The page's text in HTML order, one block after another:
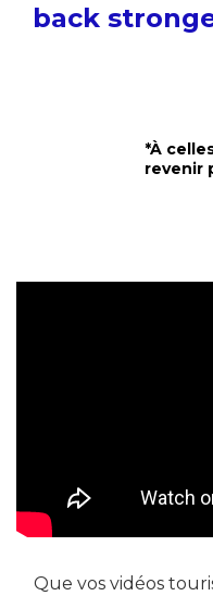
back
*À
revenir
Que vos vidéos